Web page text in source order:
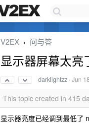
V2EX › 问与答
显示器屏幕太亮
darklightzz ·Jun
This topic created in 415
显示器亮度已经调到最低了